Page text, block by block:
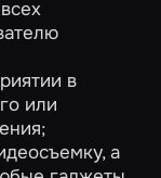
в
или
а